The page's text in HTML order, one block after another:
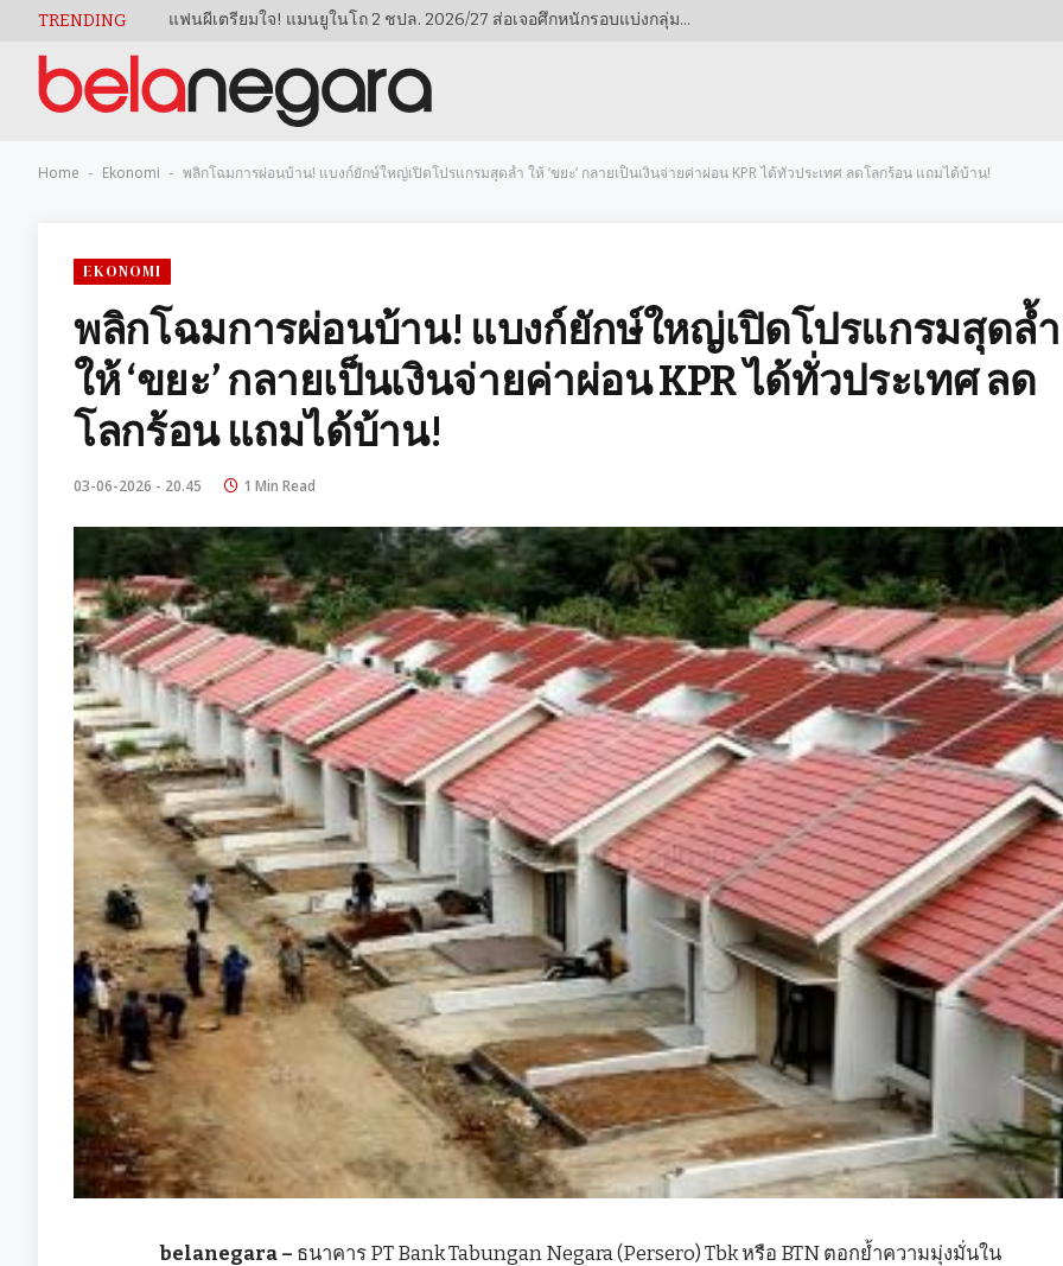
TRENDING แฟนผีเตรียมใจ! แมนยูในโถ 2 ชปล. 2026/27 ส่อเจอศึกหนักรอบแบ่งกลุ่ม ขณะอาร์เซนอลผงาดขึ้นโถ 1
Home - Ekonomi - พลิกโฉมการผ่อนบ้าน! แบงก์ยักษ์ใหญ่เปิดโปรแกรมสุดล้ำ ให้ ‘ขยะ’ กลายเป็นเงินจ่ายค่าผ่อน KPR ได้ทั่วประเทศ ลดโลกร้อน แถมได้บ้าน!
EKONOMI
พลิกโฉมการผ่อนบ้าน! แบงก์ยักษ์ใหญ่เปิดโปรแกรมสุดล้ำ
ให้ ‘ขยะ’ กลายเป็นเงินจ่ายค่าผ่อน KPR ได้ทั่วประเทศ ลด
โลกร้อน แถมได้บ้าน!
03-06-2026 - 20.45 1 Min Read
belanegara – ธนาคาร PT Bank Tabungan Negara (Persero) Tbk หรือ BTN ตอกย้ำความมุ่งมั่นใน